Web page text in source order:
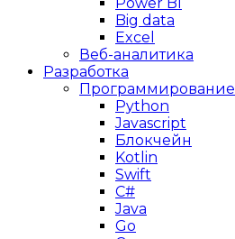
Big data
Excel
Веб-аналитика
Разработка
Программирование
Python
Javascript
Блокчейн
Kotlin
Swift
C#
Java
Go